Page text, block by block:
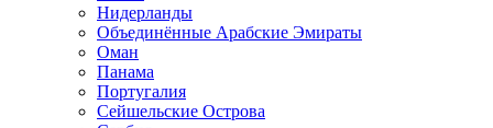
Нидерланды
Объединённые Арабские Эмираты
Оман
Панама
Португалия
Сейшельские Острова